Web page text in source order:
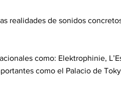
realidades de sonidos
como: Elektrophinie,
como el Palacio de